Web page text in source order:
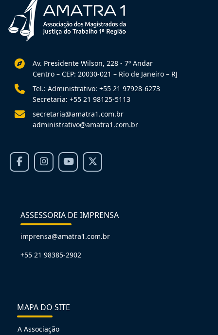
Av. Presidente Wilson, 228 - 7º Andar
Centro – CEP: 20030-021 – Rio de Janeiro – RJ
Tel.: Administrativo: +55 21 97928-6273
Secretaria: +55 21 98125-5113
secretaria@amatra1.com.br
administrativo@amatra1.com.br
ASSESSORIA DE IMPRENSA
imprensa@amatra1.com.br
+55 21 98385-2902
MAPA DO SITE
A Associação